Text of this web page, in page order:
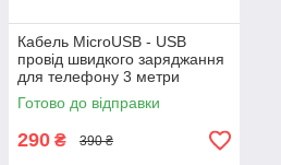
Кабель MicroUSB - USB
провід швидкого заряджання
для телефону 3 метри
Готово до відправки
290 ₴ 390 ₴